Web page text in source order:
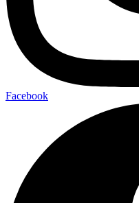
Facebook